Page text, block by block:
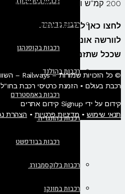
רכבות בדנמרק
רכבות בקופנהגן
רכבות בהולנד
רכבות באמסטרדם
רכבות בהונגריה
רכבות בבודפשט
רכבות בלוקסמבורג
רכבות במונקו
200 קמ"ש ומציעות חווית נסיעה שקטה ונוחה.
לחצו כאן לבדיקת זמינות
לוורשה אונליין – מומלץ
שככל שתזמינו מוקדם יותר, כך
רכבת בעולם • הזמנת כרטיסי רכבת בחו"ל
קידום על ידי Signup קידום אתרים
תנאי שימוש •מדיניות פרטיות • הצהרת